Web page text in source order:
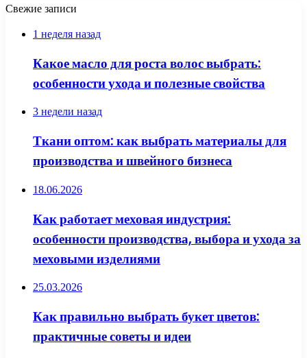
Свежие записи
1 неделя назад
Какое масло для роста волос выбрать:
особенности ухода и полезные свойства
3 недели назад
Ткани оптом: как выбрать материалы для
производства и швейного бизнеса
18.06.2026
Как работает меховая индустрия:
особенности производства, выбора и ухода за
меховыми изделиями
25.03.2026
Как правильно выбрать букет цветов:
практичные советы и идеи